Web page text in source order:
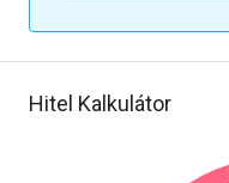
Hitel Kalkulátor